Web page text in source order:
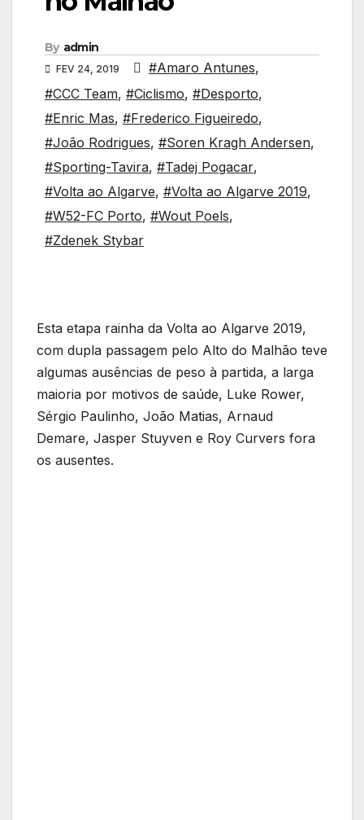
By admin
FEV 24, 2019 #Amaro Antunes,
#CCC Team, #Ciclismo, #Desporto,
#Enric Mas, #Frederico Figueiredo,
#João Rodrigues, #Soren Kragh Andersen,
#Sporting-Tavira, #Tadej Pogacar,
#Volta ao Algarve, #Volta ao Algarve 2019,
#W52-FC Porto, #Wout Poels,
#Zdenek Stybar
Esta etapa rainha da Volta ao Algarve 2019,
com dupla passagem pelo Alto do Malhão teve
algumas ausências de peso à partida, a larga
maioria por motivos de saúde, Luke Rower,
Sérgio Paulinho, João Matias, Arnaud
Demare, Jasper Stuyven e Roy Curvers fora
os ausentes.